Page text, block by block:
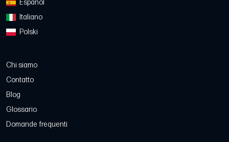
Español
Italiano
Polski
Chi siamo
Contatto
Blog
Glossario
Domande frequenti